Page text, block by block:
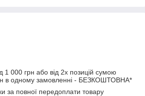
1 000 грн або від 2х позицій сумою
в одному замовленні - БЕЗКОШТОВНА*
за повної передоплати товару